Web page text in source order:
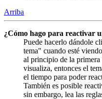
Arriba
¿Cómo hago para reactivar
Puede hacerlo dándole
tema" cuando esté
al principio de la
visualiza, entonces el
el tiempo para poder
También es posible
sin embargo, lea las